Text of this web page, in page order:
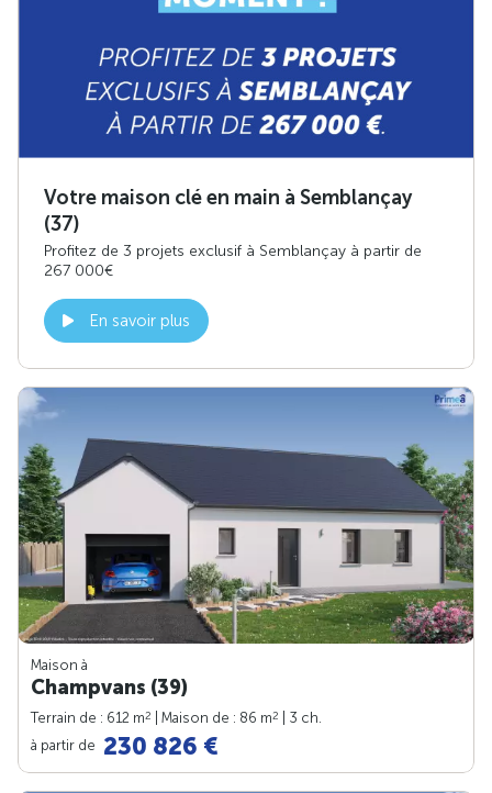
Votre maison clé en main à Semblançay
(37)
Profitez de 3 projets exclusif à Semblançay à partir de
267 000€
En savoir plus
Maison à
Champvans (39)
Terrain de : 612 m2 | Maison de : 86 m2
| 3 ch.
à partir de 230 826 €